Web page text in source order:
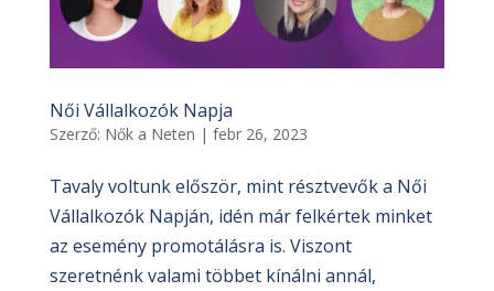
Női Vállalkozók Napja
Szerző: Nők a Neten | febr 26, 2023
Tavaly voltunk először, mint résztvevők a Női
Vállalkozók Napján, idén már felkértek minket
az esemény promotálásra is. Viszont
szeretnénk valami többet kínálni annál,